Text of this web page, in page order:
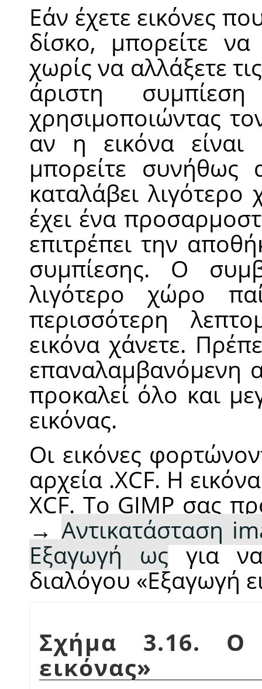
Εάν έχετε εικόνες
δίσκο, μπορείτε
χωρίς να αλλάξετε
άριστη συμπίεση
χρησιμοποιώντας
αν η εικόνα
μπορείτε
καταλάβει
έχει ένα
επιτρέπει την
συμπίεσης. Ο
λιγότερο χώρο
περισσότερη
εικόνα χάνετε.
επαναλαμβανόμενη
προκαλεί όλο και
εικόνας.
Οι εικόνες
αρχεία .XCF. Η
XCF. Το GIMP σας
→ Αντικατάσταση
Εξαγωγή ωςγια να
διαλόγου«Εξαγωγή
Σχήμα 3.16. Ο
εικόνας»